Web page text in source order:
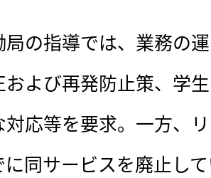
の指導では、業務の
および再発防止策、学
対応等を要求。一方、
に同サービスを廃止し